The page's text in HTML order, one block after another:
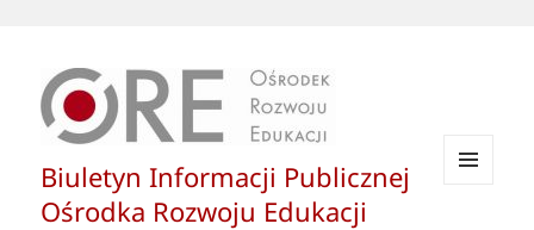
Biuletyn Informacji Publicznej
Ośrodka Rozwoju Edukacji